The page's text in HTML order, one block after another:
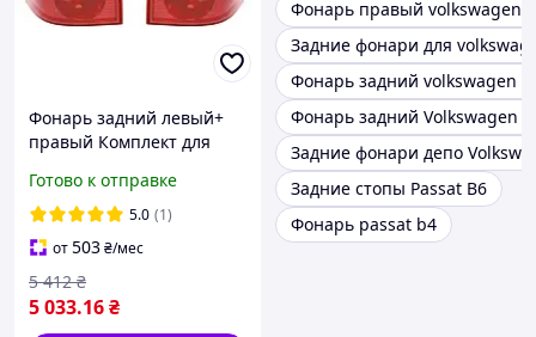
Фонарь задний левый+
правый Комплект для
2000-2005
Готово к отправке
5.0 (1)
от503₴/мес
5 033.16₴
5 412 ₴
Фонарь правый volkswagen
Задние фонари для
Фонарь задний volkswagen
Фонарь задний Volkswagen
Задние фонари депо
Задние стопы Passat B6
Фонарь passat b4